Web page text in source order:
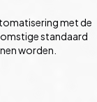
met de
standaard
worden.